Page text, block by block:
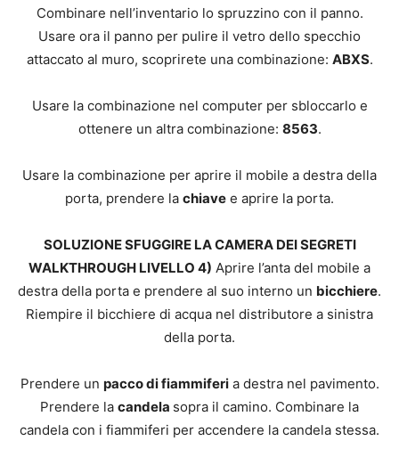
Combinare nell’inventario lo spruzzino con il panno.
Usare ora il panno per pulire il vetro dello specchio
attaccato al muro, scoprirete una combinazione: ABXS.
Usare la combinazione nel computer per sbloccarlo e
ottenere un altra combinazione: 8563.
Usare la combinazione per aprire il mobile a destra della
porta, prendere la chiave e aprire la porta.
SOLUZIONE SFUGGIRE LA CAMERA DEI SEGRETI
WALKTHROUGH LIVELLO 4) Aprire l’anta del mobile a
destra della porta e prendere al suo interno un bicchiere.
Riempire il bicchiere di acqua nel distributore a sinistra
della porta.
Prendere un pacco di fiammiferia destra nel pavimento.
Prendere la candela sopra il camino. Combinare la
candela con i fiammiferi per accendere la candela stessa.